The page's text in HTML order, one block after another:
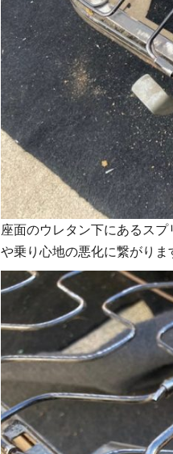
座面のウレタン下にあるス
や乗り心地の悪化に繋がりま